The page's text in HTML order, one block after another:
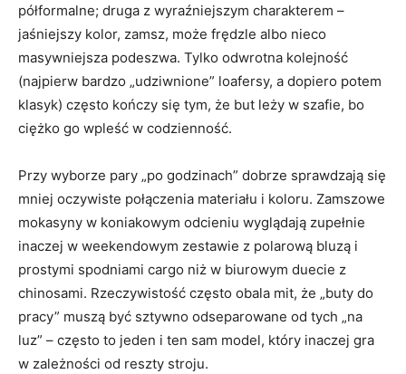
półformalne; druga z wyraźniejszym charakterem –
jaśniejszy kolor, zamsz, może frędzle albo nieco
masywniejsza podeszwa. Tylko odwrotna kolejność
(najpierw bardzo „udziwnione” loafersy, a dopiero potem
klasyk) często kończy się tym, że but leży w szafie, bo
ciężko go wpleść w codzienność.
Przy wyborze pary „po godzinach” dobrze sprawdzają się
mniej oczywiste połączenia materiału i koloru. Zamszowe
mokasyny w koniakowym odcieniu wyglądają zupełnie
inaczej w weekendowym zestawie z polarową bluzą i
prostymi spodniami cargo niż w biurowym duecie z
chinosami. Rzeczywistość często obala mit, że „buty do
pracy” muszą być sztywno odseparowane od tych „na
luz” – często to jeden i ten sam model, który inaczej gra
w zależności od reszty stroju.